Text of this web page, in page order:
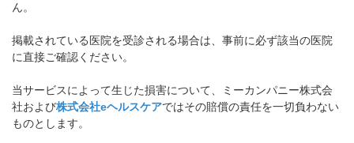
ん。
掲載されている医院を受診される場合は、事前に必ず該当の医院
に直接ご確認ください。
当サービスによって生じた損害について、ミーカンパニー株式会
社および株式会社eヘルスケアではその賠償の責任を一切負わない
ものとします。